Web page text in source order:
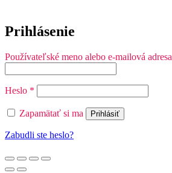
Prihlásenie
Používateľské meno alebo e-mailová adresa
Heslo *
Zapamätať si ma Prihlásiť
Zabudli ste heslo?